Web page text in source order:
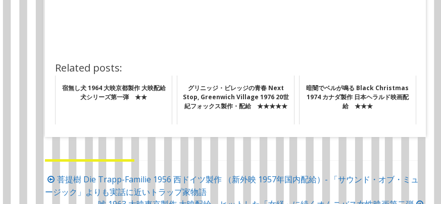
Related posts:
宿無し犬 1964 大映京都製作 大映配給
犬シリーズ第一弾 ★★
グリニッジ・ビレッジの青春 Next
Stop, Greenwich Village 1976 20世
紀フォックス製作・配給 ★★★★★
暗闇でベルが鳴る Black Christmas
1974 カナダ製作 日本ヘラルド映画配
給 ★★★
投
稿
菩提樹 Die Trapp-Familie 1956 西ドイツ製作 （新外映 1957年国内配給）- 「サウンド・オブ・ミュ
ージック」よりも実話に近いトラップ家物語